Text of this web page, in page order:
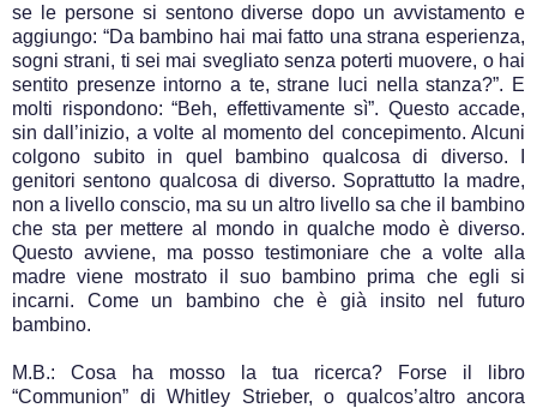
se le persone si sentono diverse dopo un avvistamento e
aggiungo: “Da bambino hai mai fatto una strana esperienza,
sogni strani, ti sei mai svegliato senza poterti muovere, o hai
sentito presenze intorno a te, strane luci nella stanza?”. E
molti rispondono: “Beh, effettivamente sì”. Questo accade,
sin dall’inizio, a volte al momento del concepimento. Alcuni
colgono subito in quel bambino qualcosa di diverso. I
genitori sentono qualcosa di diverso. Soprattutto la madre,
non a livello conscio, ma su un altro livello sa che il bambino
che sta per mettere al mondo in qualche modo è diverso.
Questo avviene, ma posso testimoniare che a volte alla
madre viene mostrato il suo bambino prima che egli si
incarni. Come un bambino che è già insito nel futuro
bambino.
M.B.: Cosa ha mosso la tua ricerca? Forse il libro
“Communion” di Whitley Strieber, o qualcos’altro ancora